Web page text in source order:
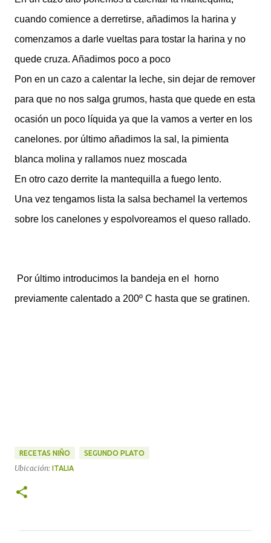
cuando comience a derretirse, añadimos la harina y
comenzamos a darle vueltas para tostar la harina y no
quede cruza. Añadimos poco a poco
Pon en un cazo a calentar la leche, sin dejar de remover
para que no nos salga grumos, hasta que quede en esta
ocasión un poco líquida ya que la vamos a verter en los
canelones. por último añadimos la sal, la pimienta
blanca molina y rallamos nuez moscada
En otro cazo derrite la mantequilla a fuego lento.
Una vez tengamos lista la salsa bechamel la vertemos
sobre los canelones y espolvoreamos el queso rallado.
Por último introducimos la bandeja en el horno
previamente calentado a 200º C hasta que se gratinen.
RECETAS NIÑO SEGUNDO PLATO
Ubicación: ITALIA